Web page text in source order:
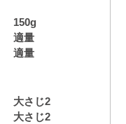
150g
適量
適量
大さじ2
大さじ2